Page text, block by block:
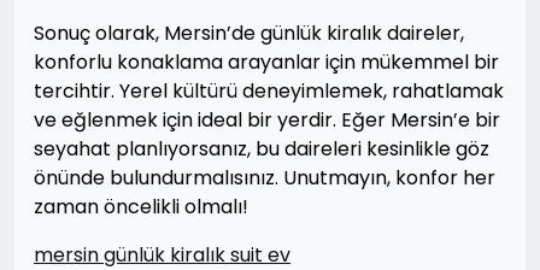
Sonuç olarak, Mersin’de günlük kiralık daireler,
konforlu konaklama arayanlar için mükemmel bir
tercihtir. Yerel kültürü deneyimlemek, rahatlamak
ve eğlenmek için ideal bir yerdir. Eğer Mersin’e bir
seyahat planlıyorsanız, bu daireleri kesinlikle göz
önünde bulundurmalısınız. Unutmayın, konfor her
zaman öncelikli olmalı!
mersin günlük kiralık suit ev